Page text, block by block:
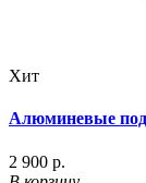
Хит
Алюминевые
2 900 р.